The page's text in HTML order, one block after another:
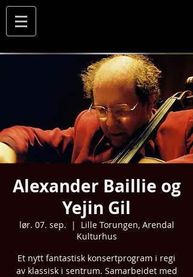
Alexander Baillie og
Yejin Gil
lør. 07. sep.
  |
Lille Torungen, Arendal
Kulturhus
Et nytt fantastisk konsertprogram i regi
av klassisk i sentrum. Samarbeidet med